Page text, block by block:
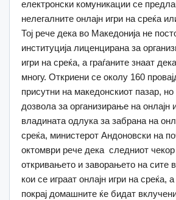
електронски комуникации се
нелегалните онлајн игри на среќа
Тој рече дека во Македонија не
институција лиценцирана за
игри на среќа, а граѓаните знаат
многу. Откриени се околу 160
присутни на македонскиот пазар,
дозвола за организирање на онлајн
владината одлука за забрана на
среќа, министерот Андоновски на
октомври рече дека следниот
откривањето и заворањето на сите
кои се играат онлајн игри на среќа,
покрај домашните ќе бидат